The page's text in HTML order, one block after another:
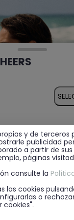
EN TIENDA
y de terceros
publicidad
a partir de
páginas
consulte la
las cookies
o
cookies".